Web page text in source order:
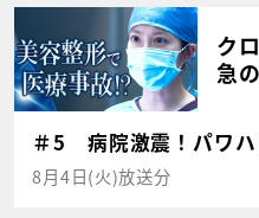
ク
急
＃5 病院激震！パワハ
8月4日(火)放送分